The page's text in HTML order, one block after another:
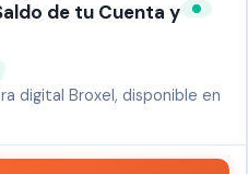
de tu Cuenta y
digital Broxel, disponible en